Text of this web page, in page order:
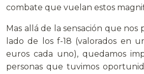
combate que vuelan estos
Mas allá de la sensación que nos
lado de los f-18 (valorados en
euros cada uno), quedamos
personas que tuvimos